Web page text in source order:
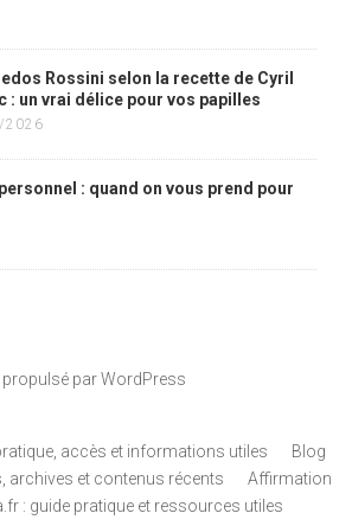
Rossini selon la recette de Cyril
: un vrai délice pour vos papilles
2026
: quand on vous prend pour
parWordPress
accès et informations utiles
Blog
archives et contenus récents
Affirmation
: guide pratique et ressources utiles